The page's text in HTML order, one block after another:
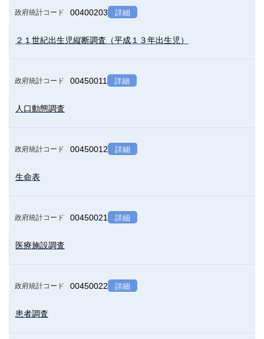
政府統計コード 00400203 詳細
２１世紀出生児縦断調査（平成１３年出生児）
政府統計コード 00450011 詳細
人口動態調査
政府統計コード 00450012 詳細
生命表
政府統計コード 00450021 詳細
医療施設調査
政府統計コード 00450022 詳細
患者調査